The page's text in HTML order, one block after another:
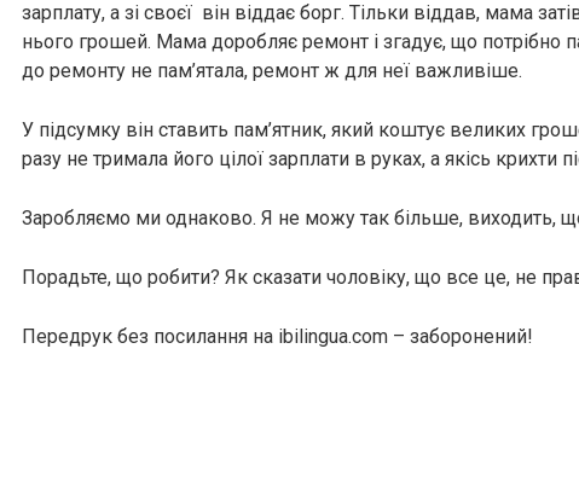
зарплату, а зі своєї він віддає борг. Тільки віддав, мама
нього грошей. Мама доробляє ремонт і згадує, що потрібно
до ремонту не пам’ятала, ремонт ж для неї важливіше.
У підсумку він ставить пам’ятник, який коштує великих
разу не тримала його цілої зарплати в руках, а якісь крихти
Заробляємо ми однаково. Я не можу так більше, виходить,
Порадьте, що робити? Як сказати чоловіку, що все це, не
Передрук без посилання на ibilingua.com – заборонений!